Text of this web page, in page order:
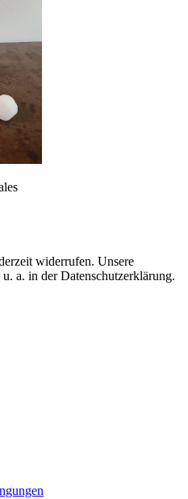
widerrufen. Unsere
a. in der Datenschutzerklärung.